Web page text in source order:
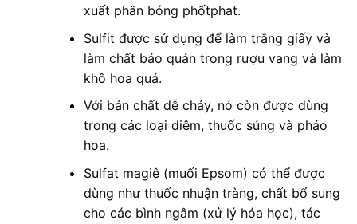
xuất phân bóng phốtphat.
Sulfit được sử dụng để làm trắng giấy và
làm chất bảo quản trong rượu vang và làm
khô hoa quả.
Với bản chất dễ cháy, nó còn được dùng
trong các loại diêm, thuốc súng và pháo
hoa.
Sulfat magiê (muối Epsom) có thể được
dùng như thuốc nhuận tràng, chất bổ sung
cho các bình ngâm (xử lý hóa học), tác